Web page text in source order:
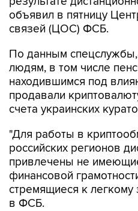
объявил в пятницу
связей (ЦОС) ФСБ.
По данным
людям, в том числе
находившимся под
продавали
счета украинских
"Для работы в
российских регионов
привлечены не
финансовой
стремящиеся к легкому
в ФСБ.